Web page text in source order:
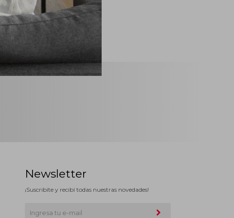
Newsletter
¡Suscribite y recibí todas nuestras novedades!